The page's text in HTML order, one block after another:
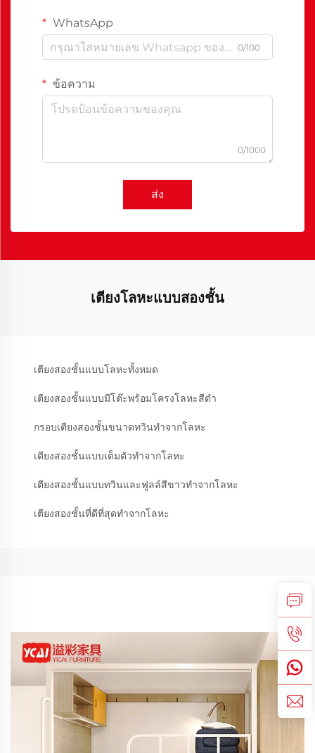
WhatsApp
0/100
ข้อความ
0/1000
ส่ง
เตียงโลหะแบบสองชั้น
เตียงสองชั้นแบบโลหะทั้งหมด
เตียงสองชั้นแบบมีโต๊ะพร้อมโครงโลหะสีดำ
กรอบเตียงสองชั้นขนาดทวินทำจากโลหะ
เตียงสองชั้นแบบเต็มตัวทำจากโลหะ
เตียงสองชั้นแบบทวินและฟูลล์สีขาวทำจากโลหะ
เตียงสองชั้นที่ดีที่สุดทำจากโลหะ